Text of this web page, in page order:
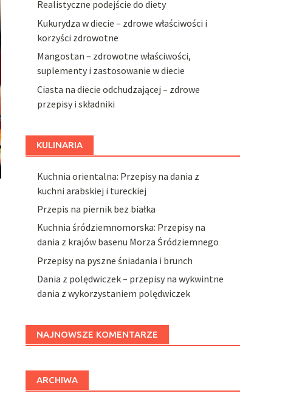
Realistyczne podejście do diety
Kukurydza w diecie – zdrowe właściwości i
korzyści zdrowotne
Mangostan – zdrowotne właściwości,
suplementy i zastosowanie w diecie
Ciasta na diecie odchudzającej – zdrowe
przepisy i składniki
KULINARIA
Kuchnia orientalna: Przepisy na dania z
kuchni arabskiej i tureckiej
Przepis na piernik bez białka
Kuchnia śródziemnomorska: Przepisy na
dania z krajów basenu Morza Śródziemnego
Przepisy na pyszne śniadania i brunch
Dania z polędwiczek – przepisy na wykwintne
dania z wykorzystaniem polędwiczek
NAJNOWSZE KOMENTARZE
ARCHIWA